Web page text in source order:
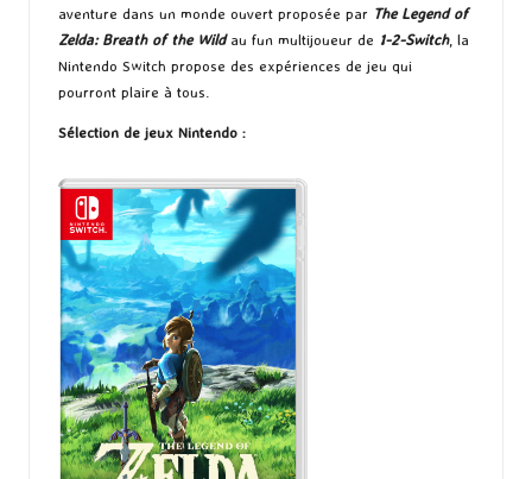
aventure dans un monde ouvert proposée par The Legend of
Zelda: Breath of the Wildau fun multijoueur de 1-2-Switch, la
Nintendo Switch propose des expériences de jeu qui
pourront plaire à tous.
Sélection de jeux Nintendo :